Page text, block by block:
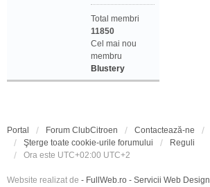
Total membri
11850
Cel mai nou
membru
Blustery
Portal Forum ClubCitroen Contactează-ne
Şterge toate cookie-urile forumului
Reguli
Ora este UTC+02:00 UTC+2
Website realizat de - FullWeb.ro - Servicii Web Design